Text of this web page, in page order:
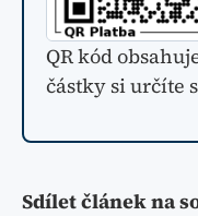
QR kód
částky si určíte
Sdílet článek na